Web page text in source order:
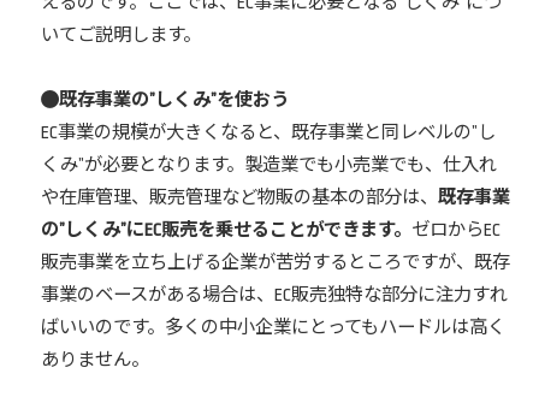
いてご説明します。
既存事業の”しくみ”を使おう
EC事業の規模が大きくなると、既存事業と同レベルの”し
くみ”が必要となります。製造業でも小売業でも、仕入れ
や在庫管理、販売管理など物販の基本の部分は、 既存事業
の”しくみ”にEC販売を乗せることができます。 ゼロからEC
販売事業を立ち上げる企業が苦労するところですが、既存
事業のベースがある場合は、EC販売独特な部分に注力すれ
ばいいのです。多くの中小企業にとってもハードルは高く
ありません。